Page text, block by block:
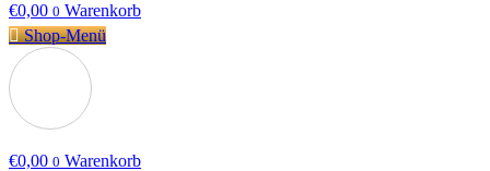
€0,00 0 Warenkorb
Shop-Menü
€0,00 0 Warenkorb